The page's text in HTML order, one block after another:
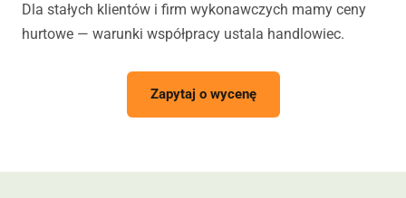
Dla stałych klientów i firm wykonawczych mamy ceny
hurtowe — warunki współpracy ustala handlowiec.
Zapytaj o wycenę